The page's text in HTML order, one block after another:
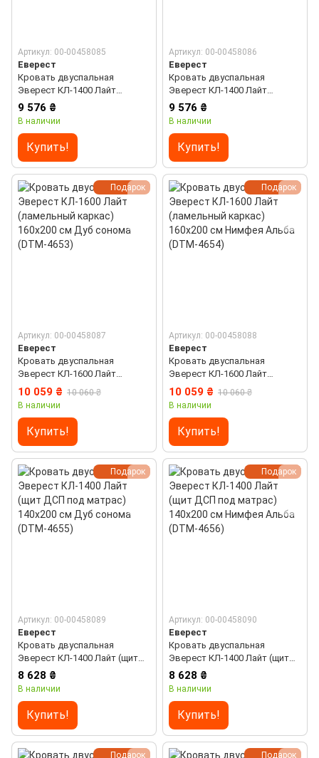
Артикул: 00-00458085
Еверест
Кровать двуспальная
Эверест КЛ-1400 Лайт
(ламельный каркас) 140х200
см Дуб сонома (DTM-4651)
9 576 ₴
В наличии
Купить!
Артикул: 00-00458086
Еверест
Кровать двуспальная
Эверест КЛ-1400 Лайт
(ламельный каркас) 140х200
см Нимфея Альба (DTM-4652)
9 576 ₴
В наличии
Купить!
Подарок
Артикул: 00-00458087
Еверест
Кровать двуспальная
Эверест КЛ-1600 Лайт
(ламельный каркас) 160х200
см Дуб сонома (DTM-4653)
10 059 ₴ 10 060 ₴
В наличии
Купить!
Подарок
Артикул: 00-00458088
Еверест
Кровать двуспальная
Эверест КЛ-1600 Лайт
(ламельный каркас) 160х200
см Нимфея Альба (DTM-4654)
10 059 ₴ 10 060 ₴
В наличии
Купить!
Подарок
Артикул: 00-00458089
Еверест
Кровать двуспальная
Эверест КЛ-1400 Лайт (щит
ДСП под матрас) 140х200 см
Дуб сонома (DTM-4655)
8 628 ₴
В наличии
Купить!
Подарок
Артикул: 00-00458090
Еверест
Кровать двуспальная
Эверест КЛ-1400 Лайт (щит
ДСП под матрас) 140х200 см
Нимфея Альба (DTM-4656)
8 628 ₴
В наличии
Купить!
Подарок Подарок